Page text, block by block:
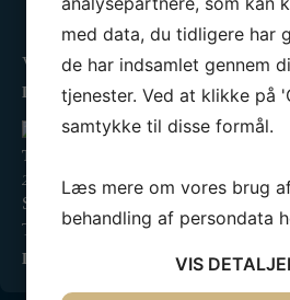
Kredsmesterskab 2025
2. september 2025
Vi har været til Kredsmesterskab!
LÆS MERE »
Tilmelding til teoretisk duelighedsbevis
20. august 2025
Så er tilmeldingen til vinterens
Tag en…
LÆS MERE »
med data, du tidligere har
de har indsamlet gennem
tjenester. Ved at klikke på
samtykke til disse formål.
Læs mere om vores brug
behandling af persondata
VIS